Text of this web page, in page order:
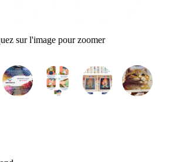
sur l'image pour zoomer